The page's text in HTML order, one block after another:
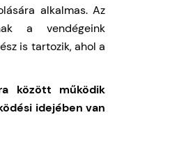
alkalmas. Az
a vendégeink
is tartozik, ahol a
között működik
idejében van